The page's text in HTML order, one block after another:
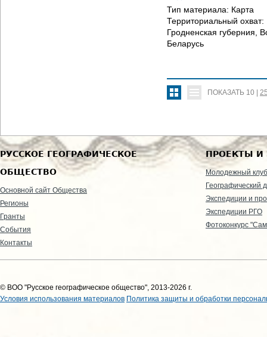
Тип материала: Карта
Территориальный охват:
Гродненская губерния,
Беларусь
ПОКАЗАТЬ 10
РУССКОЕ ГЕОГРАФИЧЕСКОЕ
ОБЩЕСТВО
Основной сайт Общества
Регионы
Гранты
События
Контакты
ПРОЕКТЫ И
Молодежный клуб
Географический
Экспедиции и
Экспедиции РГО
Фотоконкурс
© ВОО "Русское географическое общество", 2013-2026 г.
Условия использования материалов Политика защиты и обработки